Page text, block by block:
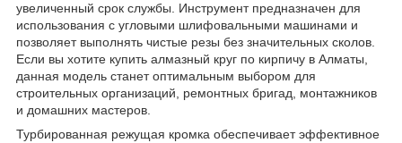
увеличенный срок службы. Инструмент предназначен для
использования с угловыми шлифовальными машинами и
позволяет выполнять чистые резы без значительных сколов.
Если вы хотите купить алмазный круг по кирпичу в Алматы,
данная модель станет оптимальным выбором для
строительных организаций, ремонтных бригад, монтажников
и домашних мастеров.
Турбированная режущая кромка обеспечивает эффективное